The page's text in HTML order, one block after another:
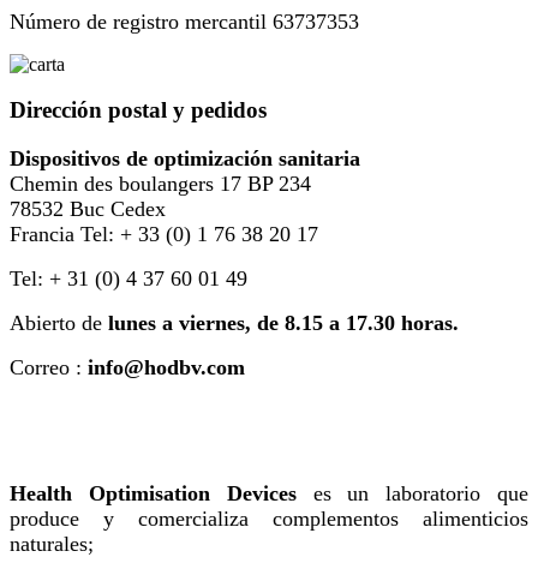
Número de registro mercantil 63737353
Dirección postal y pedidos
Dispositivos de optimización sanitaria
Chemin des boulangers 17 BP 234
78532 Buc Cedex
Francia Tel: + 33 (0) 1 76 38 20 17
Tel: + 31 (0) 4 37 60 01 49
Abierto de lunes a viernes, de 8.15 a 17.30 horas.
Correo : info@hodbv.com
Health Optimisation Deviceses un laboratorio que
produce y comercializa complementos alimenticios
naturales;